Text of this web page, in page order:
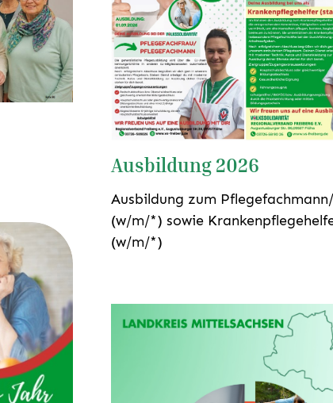
Ausbildung 2026
Ausbildung zum
(w/m/*) sowie
(w/m/*)